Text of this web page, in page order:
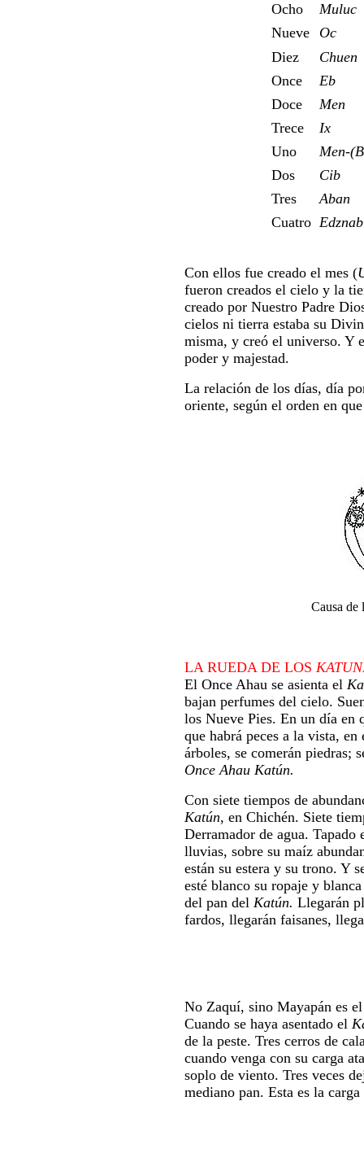
Ocho
Muluc
Nueve
Oc
Diez
Chuen
Once
Eb
Doce
Men
Trece
Ix
Uno
Men-
Dos
Cib
Tres
Aban
Cuatro Edznab
Con ellos fue creado el mes (
fueron creados el cielo y la
creado por Nuestro Padre
cielos ni tierra estaba su
misma, y creó el universo. Y
poder y majestad.
La relación de los días, día
oriente, según el orden en
Causa de
LA RUEDA DE LOS
El Once Ahau se asienta el
bajan perfumes del cielo.
los Nueve Pies. En un día en
que habrá peces a la vista,
árboles, se comerán piedras;
Once Ahau Katún.
Con siete tiempos de
Katún, en Chichén. Siete
Derramador de agua. Tapado
lluvias, sobre su maíz
están su estera y su trono. Y
esté blanco su ropaje y
del pan del Katún. Llegarán
fardos, llegarán faisanes,
No Zaquí, sino Mayapán es
Cuando se haya asentado el
de la peste. Tres cerros de
cuando venga con su carga
soplo de viento. Tres veces
mediano pan. Esta es la